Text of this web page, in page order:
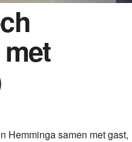
Hemminga samen met gast,